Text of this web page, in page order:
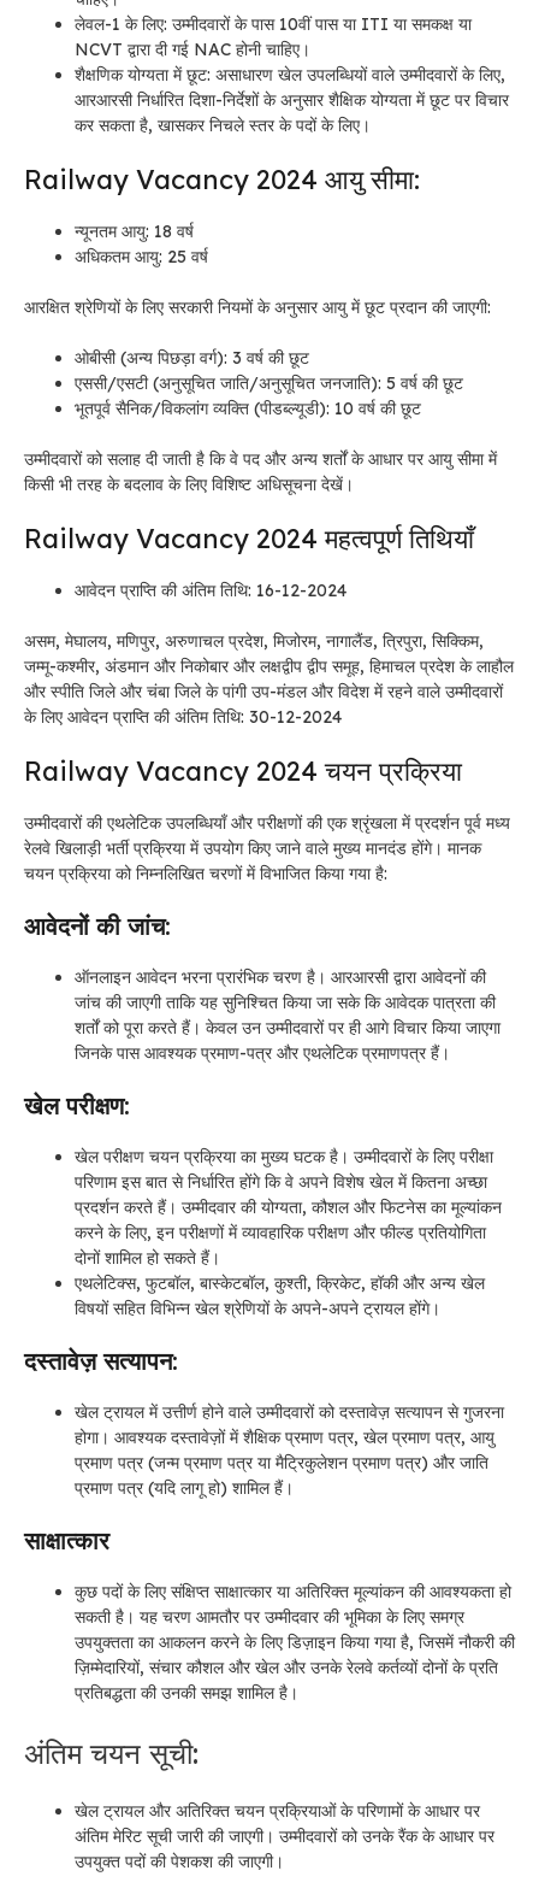
लेवल-1 के लिए: उम्मीदवारों के पास 10वीं पास या ITI या समकक्ष या
NCVT द्वारा दी गई NAC होनी चाहिए।
शैक्षणिक योग्यता में छूट: असाधारण खेल उपलब्धियों वाले उम्मीदवारों के लिए,
आरआरसी निर्धारित दिशा-निर्देशों के अनुसार शैक्षिक योग्यता में छूट पर विचार
कर सकता है, खासकर निचले स्तर के पदों के लिए।
Railway Vacancy 2024 आयु सीमा:
न्यूनतम आयु: 18 वर्ष
अधिकतम आयु: 25 वर्ष
आरक्षित श्रेणियों के लिए सरकारी नियमों के अनुसार आयु में छूट प्रदान की जाएगी:
ओबीसी (अन्य पिछड़ा वर्ग): 3 वर्ष की छूट
एससी/एसटी (अनुसूचित जाति/अनुसूचित जनजाति): 5 वर्ष की छूट
भूतपूर्व सैनिक/विकलांग व्यक्ति (पीडब्ल्यूडी): 10 वर्ष की छूट
उम्मीदवारों को सलाह दी जाती है कि वे पद और अन्य शर्तों के आधार पर आयु सीमा में
किसी भी तरह के बदलाव के लिए विशिष्ट अधिसूचना देखें।
Railway Vacancy 2024महत्वपूर्ण तिथियाँ
आवेदन प्राप्ति की अंतिम तिथि: 16-12-2024
असम, मेघालय, मणिपुर, अरुणाचल प्रदेश, मिजोरम, नागालैंड, त्रिपुरा, सिक्किम,
जम्मू-कश्मीर, अंडमान और निकोबार और लक्षद्वीप द्वीप समूह, हिमाचल प्रदेश के लाहौल
और स्पीति जिले और चंबा जिले के पांगी उप-मंडल और विदेश में रहने वाले उम्मीदवारों
के लिए आवेदन प्राप्ति की अंतिम तिथि: 30-12-2024
Railway Vacancy 2024चयन प्रक्रिया
उम्मीदवारों की एथलेटिक उपलब्धियाँ और परीक्षणों की एक श्रृंखला में प्रदर्शन पूर्व मध्य
रेलवे खिलाड़ी भर्ती प्रक्रिया में उपयोग किए जाने वाले मुख्य मानदंड होंगे। मानक
चयन प्रक्रिया को निम्नलिखित चरणों में विभाजित किया गया है:
आवेदनों की जांच:
ऑनलाइन आवेदन भरना प्रारंभिक चरण है। आरआरसी द्वारा आवेदनों की
जांच की जाएगी ताकि यह सुनिश्चित किया जा सके कि आवेदक पात्रता की
शर्तों को पूरा करते हैं। केवल उन उम्मीदवारों पर ही आगे विचार किया जाएगा
जिनके पास आवश्यक प्रमाण-पत्र और एथलेटिक प्रमाणपत्र हैं।
खेल परीक्षण:
खेल परीक्षण चयन प्रक्रिया का मुख्य घटक है। उम्मीदवारों के लिए परीक्षा
परिणाम इस बात से निर्धारित होंगे कि वे अपने विशेष खेल में कितना अच्छा
प्रदर्शन करते हैं। उम्मीदवार की योग्यता, कौशल और फिटनेस का मूल्यांकन
करने के लिए, इन परीक्षणों में व्यावहारिक परीक्षण और फील्ड प्रतियोगिता
दोनों शामिल हो सकते हैं।
एथलेटिक्स, फुटबॉल, बास्केटबॉल, कुश्ती, क्रिकेट, हॉकी और अन्य खेल
विषयों सहित विभिन्न खेल श्रेणियों के अपने-अपने ट्रायल होंगे।
दस्तावेज़ सत्यापन:
खेल ट्रायल में उत्तीर्ण होने वाले उम्मीदवारों को दस्तावेज़ सत्यापन से गुजरना
होगा। आवश्यक दस्तावेज़ों में शैक्षिक प्रमाण पत्र, खेल प्रमाण पत्र, आयु
प्रमाण पत्र (जन्म प्रमाण पत्र या मैट्रिकुलेशन प्रमाण पत्र) और जाति
प्रमाण पत्र (यदि लागू हो) शामिल हैं।
साक्षात्कार
कुछ पदों के लिए संक्षिप्त साक्षात्कार या अतिरिक्त मूल्यांकन की आवश्यकता हो
सकती है। यह चरण आमतौर पर उम्मीदवार की भूमिका के लिए समग्र
उपयुक्तता का आकलन करने के लिए डिज़ाइन किया गया है, जिसमें नौकरी की
ज़िम्मेदारियों, संचार कौशल और खेल और उनके रेलवे कर्तव्यों दोनों के प्रति
प्रतिबद्धता की उनकी समझ शामिल है।
अंतिम चयन सूची:
खेल ट्रायल और अतिरिक्त चयन प्रक्रियाओं के परिणामों के आधार पर
अंतिम मेरिट सूची जारी की जाएगी। उम्मीदवारों को उनके रैंक के आधार पर
उपयुक्त पदों की पेशकश की जाएगी।